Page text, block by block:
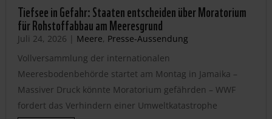
Tiefsee in Gefahr: Staaten entscheiden über Moratorium
für Rohstoffabbau am Meeresgrund
Juli 24, 2026 | Meere, Presse-Aussendung
Vollversammlung der internationalen
Meeresbodenbehörde startet am Montag in Jamaika –
Massiver Druck könnte Moratorium gefährden – WWF
fordert das Verhindern einer Umweltkatastrophe